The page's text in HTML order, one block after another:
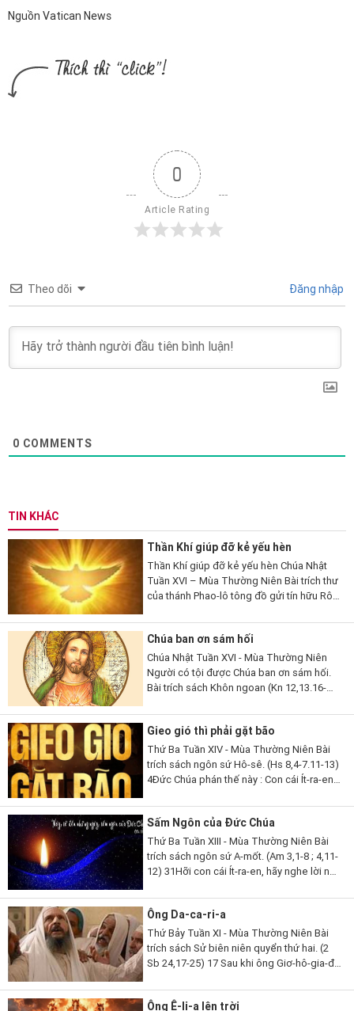
Nguồn Vatican News
0
Article Rating
Theo dõi Đăng nhập
0 COMMENTS
TIN KHÁC
Thần Khí giúp đỡ kẻ yếu hèn
Thần Khí giúp đỡ kẻ yếu hèn Chúa Nhật
Tuần XVI – Mùa Thường Niên Bài trích thư
của thánh Phao-lô tông đồ gửi tín hữu Rô-
Thần Khí giúp đỡ chúng ta là...
Chúa ban ơn sám hối
Chúa Nhật Tuần XVI - Mùa Thường Niên
Người có tội được Chúa ban ơn sám hối.
Bài trích sách Khôn ngoan (Kn 12,13.16-
chẳng còn thần nào khác để Ngài phải
chứng tỏ...
Gieo gió thì phải gặt bão
Thứ Ba Tuần XIV - Mùa Thường Niên Bài
trích sách ngôn sứ Hô-sê. (Hs 8,4-7.11-13)
4Đức Chúa phán thế này : Con cái Ít-ra-en
tôn làm lãnh tụ kẻ Ta không biết,...
Sấm Ngôn của Đức Chúa
Thứ Ba Tuần XIII - Mùa Thường Niên Bài
trích sách ngôn sứ A-mốt. (Am 3,1-8 ; 4,11-
12) 31Hỡi con cái Ít-ra-en, hãy nghe lời này,
cáo toàn thể thị...
Ông Da-ca-ri-a
Thứ Bảy Tuần XI - Mùa Thường Niên Bài
trích sách Sử biên niên quyển thứ hai. (2
Sb 24,17-25) 17 Sau khi ông Giơ-hô-gia-đa
nhà vua và lúc ấy nhà vua...
Ông Ê-li-a lên trời